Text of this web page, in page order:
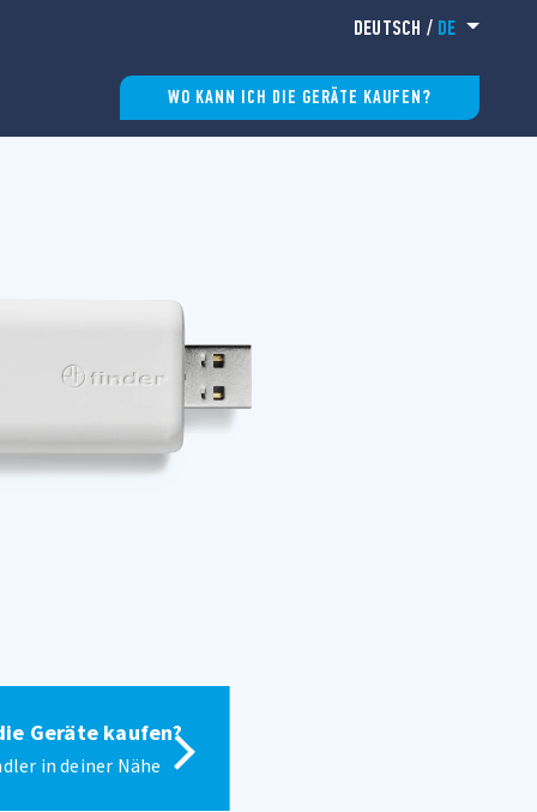
DEUTSCH / DE
WO KANN ICH DIE GERÄTE KAUFEN?
Geräte kaufen?
in deiner Nähe